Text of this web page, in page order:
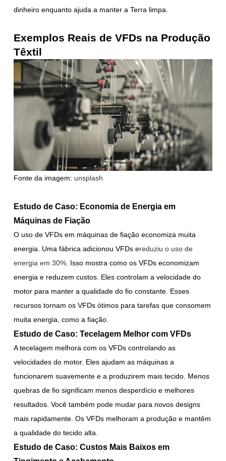
dinheiro enquanto ajuda a manter a Terra limpa.
Exemplos Reais de VFDs na Produção
Têxtil
Fonte da imagem: unsplash
Estudo de Caso: Economia de Energia em
Máquinas de Fiação
O uso de VFDs em máquinas de fiação economiza muita
energia. Uma fábrica adicionou VFDs ereduziu o uso de
energia em 30% . Isso mostra como os VFDs economizam
energia e reduzem custos. Eles controlam a velocidade do
motor para manter a qualidade do fio constante. Esses
recursos tornam os VFDs ótimos para tarefas que consomem
muita energia, como a fiação.
Estudo de Caso: Tecelagem Melhor com VFDs
A tecelagem melhora com os VFDs controlando as
velocidades do motor. Eles ajudam as máquinas a
funcionarem suavemente e a produzirem mais tecido. Menos
quebras de fio significam menos desperdício e melhores
resultados. Você também pode mudar para novos designs
mais rapidamente. Os VFDs melhoram a produção e mantêm
a qualidade do tecido alta.
Estudo de Caso: Custos Mais Baixos em